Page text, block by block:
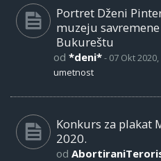
Portret Dženi
muzeju
Bukureštu
od *deni*- 07 Okt 2020,
umetnost
Konkurs za plakat
2020.
od